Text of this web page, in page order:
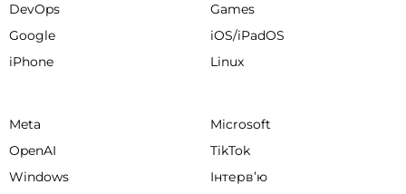
DevOps
Games
Google
iOS/iPadOS
iPhone
Linux
Meta
Microsoft
OpenAI
TikTok
Windows
Інтервʼю